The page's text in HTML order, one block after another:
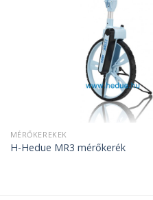
MÉRŐKEREKEK
H-Hedue MR3 mérőkerék